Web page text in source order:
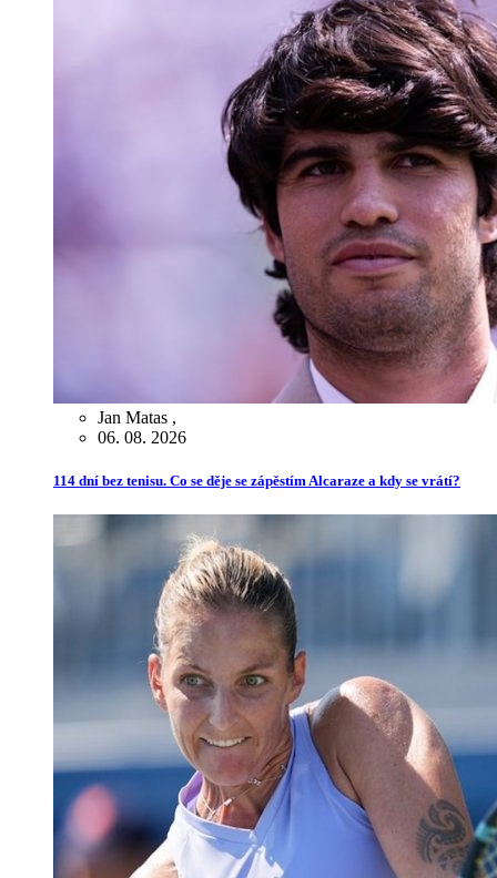
Jan Matas ,
06. 08. 2026
114 dní bez tenisu. Co se děje se zápěstím Alcaraze a kdy se vrátí?